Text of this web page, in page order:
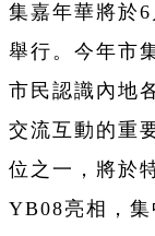
集嘉年華將於
舉行。今年市
市民認識內地
交流互動的重
位之一，將於
YB08亮相，集